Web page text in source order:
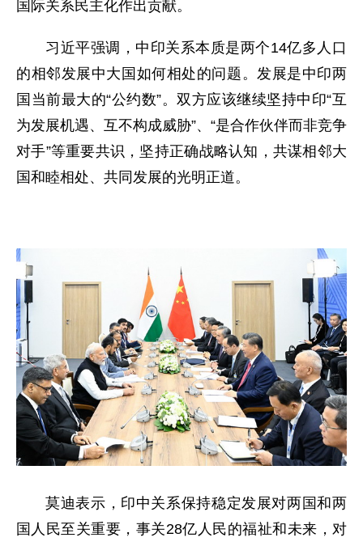
国际关系民主化作出贡献。
习近平强调，中印关系本质是两个14亿多人口
的相邻发展中大国如何相处的问题。发展是中印两
国当前最大的“公约数”。双方应该继续坚持中印“互
为发展机遇、互不构成威胁”、“是合作伙伴而非竞争
对手”等重要共识，坚持正确战略认知，共谋相邻大
国和睦相处、共同发展的光明正道。
莫迪表示，印中关系保持稳定发展对两国和两
国人民至关重要，事关28亿人民的福祉和未来，对